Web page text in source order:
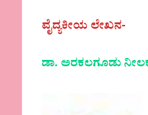
ವೈದ್ಯಕೀಯ ಲೇಖನ-
ಡಾ. ಅರಕಲಗೂಡು